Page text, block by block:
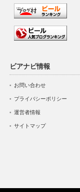
ビアナビ情報
お問い合わせ
プライバシーポリシー
運営者情報
サイトマップ